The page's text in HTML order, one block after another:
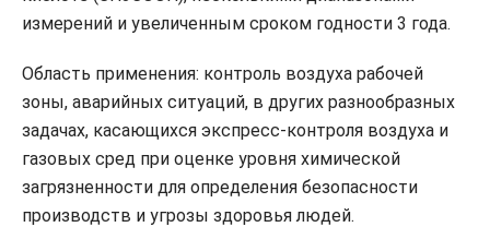
измерений и увеличенным сроком годности 3 года.
Область применения: контроль воздуха рабочей
зоны, аварийных ситуаций, в других разнообразных
задачах, касающихся экспресс-контроля воздуха и
газовых сред при оценке уровня химической
загрязненности для определения безопасности
производств и угрозы здоровья людей.